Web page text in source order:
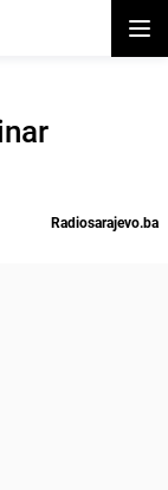
Radiosarajevo.ba